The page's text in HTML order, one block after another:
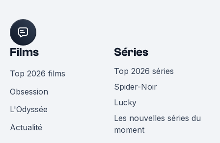
Films
Top 2026 films
Obsession
L'Odyssée
Actualité
Séries
Top 2026 séries
Spider-Noir
Lucky
Les nouvelles séries du
moment